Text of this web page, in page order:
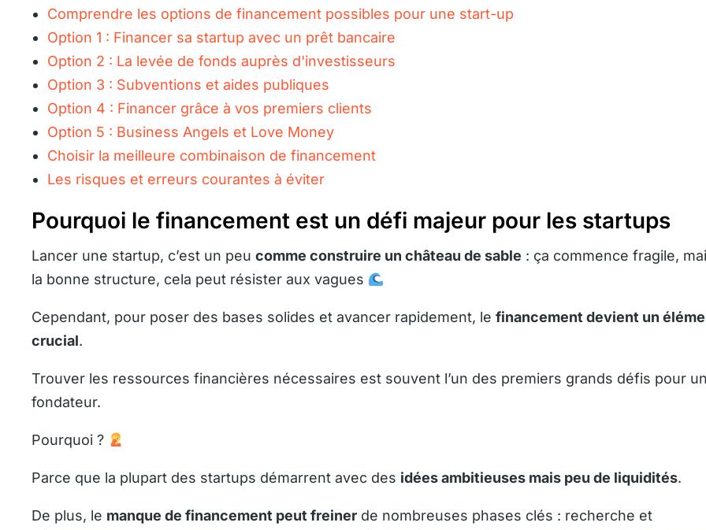
Comprendre les options de financement possibles pour une start-up
Option 1 : Financer sa startup avec un prêt bancaire
Option 2 : La levée de fonds auprès d'investisseurs
Option 3 : Subventions et aides publiques
Option 4 : Financer grâce à vos premiers clients
Option 5 : Business Angels et Love Money
Choisir la meilleure combinaison de financement
Les risques et erreurs courantes à éviter
Pourquoi le financement est un défi majeur pour les startups
Lancer une startup, c’est un peu comme construire un château de sable : ça commence fragile,
la bonne structure, cela peut résister aux vagues
Cependant, pour poser des bases solides et avancer rapidement, le financement devient un
crucial.
Trouver les ressources financières nécessaires est souvent l’un des premiers grands défis pour
fondateur.
Pourquoi ?
Parce que la plupart des startups démarrent avec des idées ambitieuses mais peu de liquidités.
De plus, le manque de financement peut freiner de nombreuses phases clés : recherche et